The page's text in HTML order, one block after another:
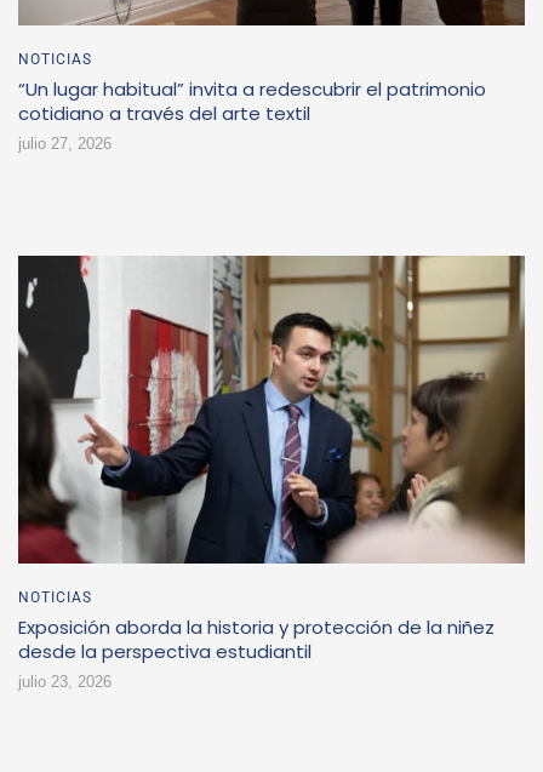
NOTICIAS
“Un lugar habitual” invita a redescubrir el patrimonio
cotidiano a través del arte textil
julio 27, 2026
NOTICIAS
Exposición aborda la historia y protección de la niñez
desde la perspectiva estudiantil
julio 23, 2026